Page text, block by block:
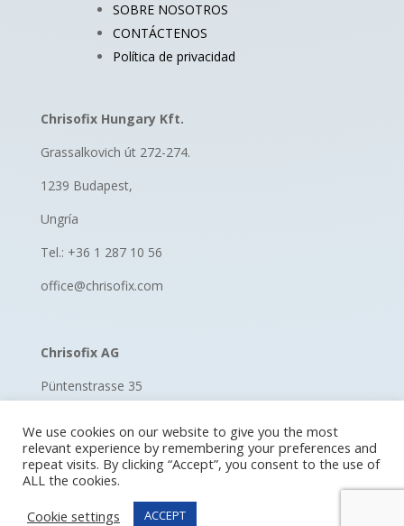
SOBRE NOSOTROS
CONTÁCTENOS
Política de privacidad
Chrisofix Hungary Kft.
Grassalkovich út 272-274.
1239 Budapest,
Ungría
Tel.: +36 1 287 10 56
office@chrisofix.com
Chrisofix AG
Püntenstrasse 35
Suiza
Tel.: +41 52 670 11 60
hello@chrisofix.com
We use cookies on our website to give you the most
relevant experience by remembering your preferences and
repeat visits. By clicking “Accept”, you consent to the use of
ALL the cookies.
Cookie settings
ACCEPT